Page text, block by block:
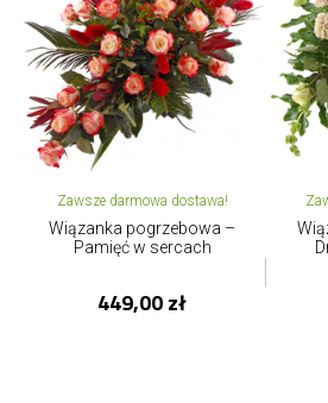
Zawsze darmowa dostawa!
Wiązanka pogrzebowa –
Pamięć w sercach
449,00 zł